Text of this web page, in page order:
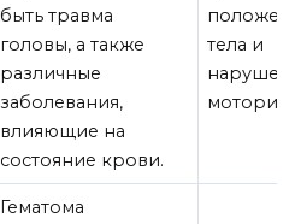
быть травма
головы, а также
различные
заболевания,
влияющие на
состояние крови.
тела и
Гематома